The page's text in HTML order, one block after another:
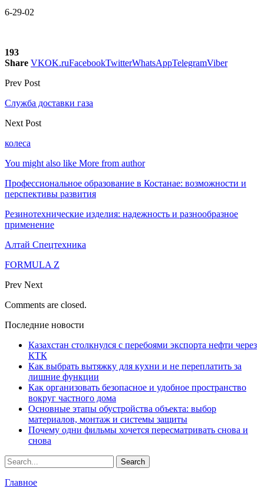
6-29-02
193
Share VKOK.ruFacebookTwitterWhatsAppTelegramViber
Prev Post
Служба доставки газа
Next Post
колеса
You might also like More from author
Профессиональное образование в Костанае: возможности и
перспективы развития
Резинотехнические изделия: надежность и разнообразное
применение
Алтай Спецтехника
FORMULA Z
Prev Next
Comments are closed.
Последние новости
Казахстан столкнулся с перебоями экспорта нефти через
КТК
Как выбрать вытяжку для кухни и не переплатить за
лишние функции
Как организовать безопасное и удобное пространство
вокруг частного дома
Основные этапы обустройства объекта: выбор
материалов, монтаж и системы защиты
Почему одни фильмы хочется пересматривать снова и
снова
Главное